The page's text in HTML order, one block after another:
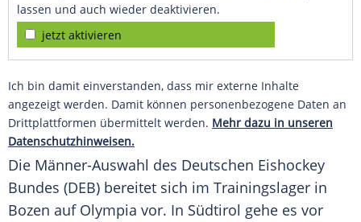
lassen und auch wieder deaktivieren.
jetzt aktivieren
Ich bin damit einverstanden, dass mir externe Inhalte
angezeigt werden. Damit können personenbezogene Daten an
Drittplattformen übermittelt werden. Mehr dazu in unseren
Datenschutzhinweisen.
Die Männer-Auswahl des Deutschen Eishockey
Bundes (DEB) bereitet sich im Trainingslager in
Bozen auf Olympia vor. In Südtirol gehe es vor